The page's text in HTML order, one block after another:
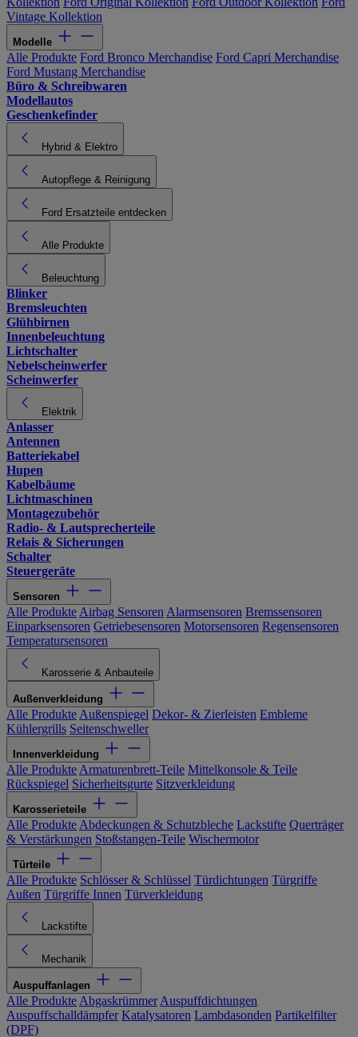
Vintage Kollektion
Modelle
Alle Produkte Ford Bronco Merchandise Ford Capri Merchandise
Ford Mustang Merchandise
Büro & Schreibwaren
Modellautos
Geschenkefinder
Hybrid & Elektro
Autopflege & Reinigung
Ford Ersatzteile entdecken
Alle Produkte
Beleuchtung
Blinker
Bremsleuchten
Glühbirnen
Innenbeleuchtung
Lichtschalter
Nebelscheinwerfer
Scheinwerfer
Elektrik
Anlasser
Antennen
Batteriekabel
Hupen
Kabelbäume
Lichtmaschinen
Montagezubehör
Radio- & Lautsprecherteile
Relais & Sicherungen
Schalter
Steuergeräte
Sensoren
Alle Produkte Airbag Sensoren Alarmsensoren Bremssensoren
Einparksensoren Getriebesensoren Motorsensoren Regensensoren
Temperatursensoren
Karosserie & Anbauteile
Außenverkleidung
Alle Produkte Außenspiegel Dekor- & Zierleisten Embleme
Kühlergrills Seitenschweller
Innenverkleidung
Alle Produkte Armaturenbrett-Teile Mittelkonsole & Teile
Rückspiegel Sicherheitsgurte Sitzverkleidung
Karosserieteile
Alle Produkte Abdeckungen & Schutzbleche Lackstifte Querträger
& Verstärkungen Stoßstangen-Teile Wischermotor
Türteile
Alle Produkte Schlösser & Schlüssel Türdichtungen Türgriffe
Außen Türgriffe Innen Türverkleidung
Lackstifte
Mechanik
Auspuffanlagen
Alle Produkte Abgaskrümmer Auspuffdichtungen
Auspuffschalldämpfer Katalysatoren Lambdasonden Partikelfilter
(DPF)